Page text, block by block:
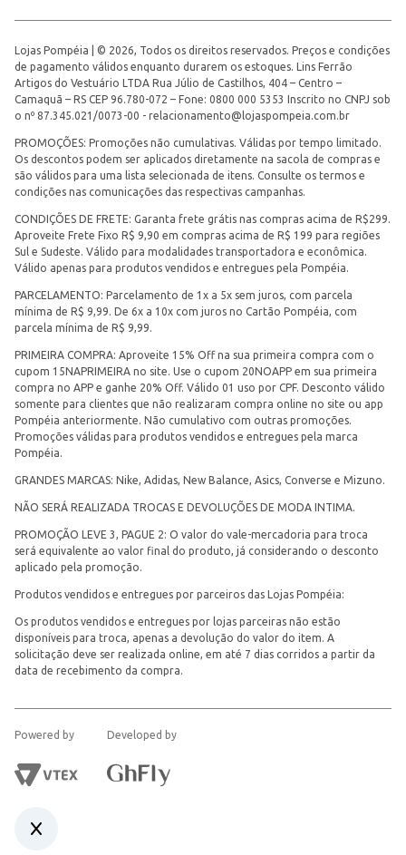
Lojas Pompéia | © 2026, Todos os direitos reservados. Preços e condições
de pagamento válidos enquanto durarem os estoques. Lins Ferrão
Artigos do Vestuário LTDA Rua Júlio de Castilhos, 404 – Centro –
Camaquã – RS CEP 96.780-072 – Fone: 0800 000 5353 Inscrito no CNPJ sob
o nº 87.345.021/0073-00 - relacionamento@lojaspompeia.com.br
PROMOÇÕES: Promoções não cumulativas. Válidas por tempo limitado.
Os descontos podem ser aplicados diretamente na sacola de compras e
são válidos para uma lista selecionada de itens. Consulte os termos e
condições nas comunicações das respectivas campanhas.
CONDIÇÕES DE FRETE: Garanta frete grátis nas compras acima de R$299.
Aproveite Frete Fixo R$ 9,90 em compras acima de R$ 199 para regiões
Sul e Sudeste. Válido para modalidades transportadora e econômica.
Válido apenas para produtos vendidos e entregues pela Pompéia.
PARCELAMENTO: Parcelamento de 1x a 5x sem juros, com parcela
mínima de R$ 9,99. De 6x a 10x com juros no Cartão Pompéia, com
parcela mínima de R$ 9,99.
PRIMEIRA COMPRA: Aproveite 15% Off na sua primeira compra com o
cupom 15NAPRIMEIRA no site. Use o cupom 20NOAPP em sua primeira
compra no APP e ganhe 20% Off. Válido 01 uso por CPF. Desconto válido
somente para clientes que não realizaram compra online no site ou app
Pompéia anteriormente. Não cumulativo com outras promoções.
Promoções válidas para produtos vendidos e entregues pela marca
Pompéia.
GRANDES MARCAS: Nike, Adidas, New Balance, Asics, Converse e Mizuno.
NÃO SERÁ REALIZADA TROCAS E DEVOLUÇÕES DE MODA INTIMA.
PROMOÇÃO LEVE 3, PAGUE 2: O valor do vale-mercadoria para troca
será equivalente ao valor final do produto, já considerando o desconto
aplicado pela promoção.
Produtos vendidos e entregues por parceiros das Lojas Pompéia:
Os produtos vendidos e entregues por lojas parceiras não estão
disponíveis para troca, apenas a devolução do valor do item. A
solicitação deve ser realizada online, em até 7 dias corridos a partir da
data de recebimento da compra.
Powered by Developed by